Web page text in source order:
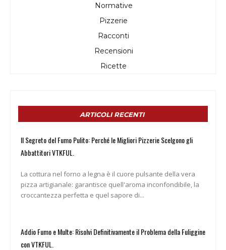
Normative
Pizzerie
Racconti
Recensioni
Ricette
ARTICOLI RECENTI
Il Segreto del Fumo Pulito: Perché le Migliori Pizzerie Scelgono gli
Abbattitori VTKFUL.
La cottura nel forno a legna è il cuore pulsante della vera
pizza artigianale: garantisce quell'aroma inconfondibile, la
croccantezza perfetta e quel sapore di...
Addio Fumo e Multe: Risolvi Definitivamente il Problema della Fuliggine
con VTKFUL.